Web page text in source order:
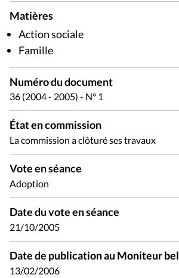
Matières
Action sociale
Famille
Numéro du document
36 (2004 - 2005) - N° 1
État en commission
La commission a clôturé ses travaux
Vote en séance
Adoption
Date du vote en séance
21/10/2005
Date de publication au Moniteur
13/02/2006